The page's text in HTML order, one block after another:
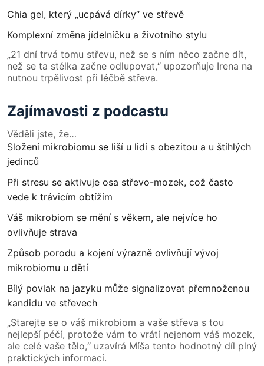
Chia gel, který „ucpává dírky“ ve střevě
Komplexní změna jídelníčku a životního stylu
„21 dní trvá tomu střevu, než se s ním něco začne dít,
než se ta stélka začne odlupovat,“ upozorňuje Irena na
nutnou trpělivost při léčbě střeva.
Zajímavosti z podcastu
Věděli jste, že…
Složení mikrobiomu se liší u lidí s obezitou a u štíhlých
jedinců
Při stresu se aktivuje osa střevo-mozek, což často
vede k trávicím obtížím
Váš mikrobiom se mění s věkem, ale nejvíce ho
ovlivňuje strava
Způsob porodu a kojení výrazně ovlivňují vývoj
mikrobiomu u dětí
Bílý povlak na jazyku může signalizovat přemnoženou
kandidu ve střevech
„Starejte se o váš mikrobiom a vaše střeva s tou
nejlepší péčí, protože vám to vrátí nejenom váš mozek,
ale celé vaše tělo,“ uzavírá Míša tento hodnotný díl plný
praktických informací.